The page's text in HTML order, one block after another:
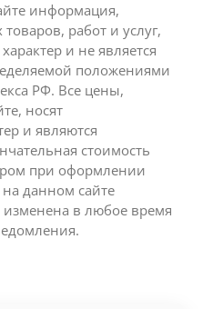
информация,
работ и услуг,
и не является
положениями
РФ. Все цены,
носят
и являются
стоимость
при оформлении
данном сайте
в любое время